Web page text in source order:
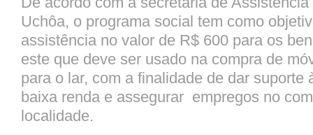
Uchôa, o programa social tem como
assistência no valor de R$ 600 para os
este que deve ser usado na compra de
para o lar, com a finalidade de dar suporte
baixa renda e assegurar empregos no
localidade.